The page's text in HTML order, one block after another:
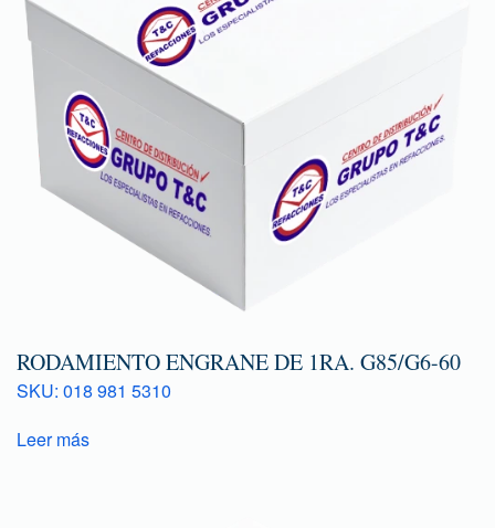
RODAMIENTO ENGRANE DE 1RA. G85/G6-60
SKU: 018 981 5310
Leer más